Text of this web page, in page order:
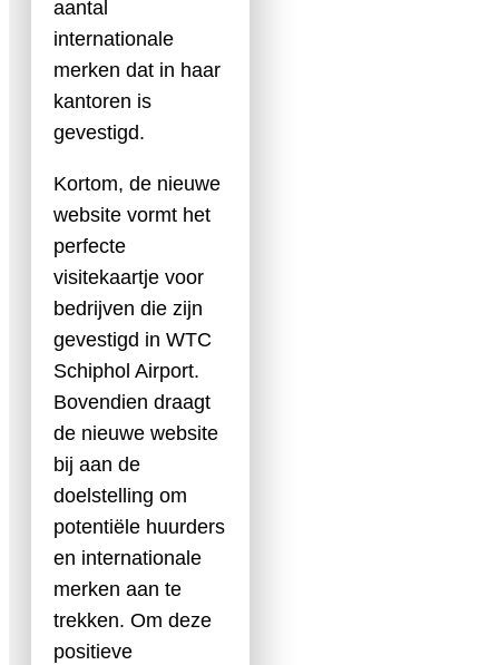
aantal
internationale
merken dat in haar
kantoren is
gevestigd.
Kortom, de nieuwe
website vormt het
perfecte
visitekaartje voor
bedrijven die zijn
gevestigd in WTC
Schiphol Airport.
Bovendien draagt
de nieuwe website
bij aan de
doelstelling om
potentiële huurders
en internationale
merken aan te
trekken. Om deze
positieve